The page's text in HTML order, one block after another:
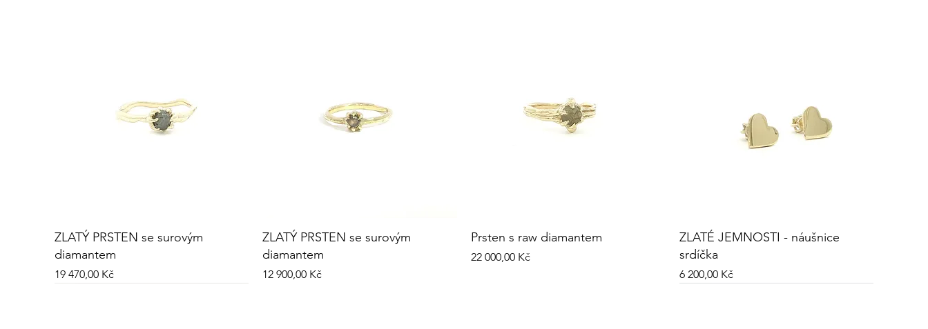
ZLATÝ PRSTEN se surovým
diamantem
Cena
19 470,00 Kč
ZLATÝ PRSTEN se surovým
diamantem
Cena
12 900,00 Kč
Prsten s raw diamantem
Cena
22 000,00 Kč
ZLATÉ JEMNOSTI - náušnice
srdíčka
Cena
6 200,00 Kč